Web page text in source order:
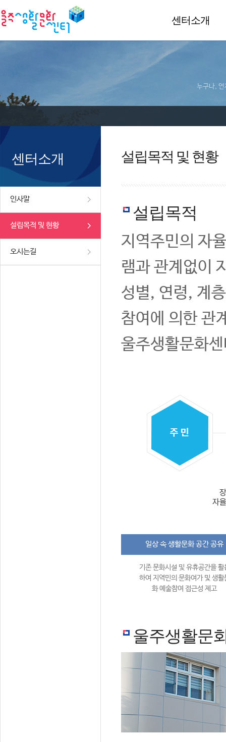
센터소개
누구나, 언
센터소개
인사말
설립목적 및 현황
오시는길
설립목적 및 현황
설립목적
지역주민의 자
램과 관계없이
성별, 연령, 계
참여에 의한 관
울주생활문화
일상 속 생활문화 공간 공유
기존 문화시설 및 유휴공간을 활
하여 지역민의 문화여가 및 생활
화 예술참여 접근성 제고
울주생활문